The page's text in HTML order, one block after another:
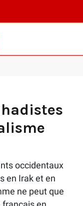
et celle de
occidentaux
en Irak et en
ne peut que